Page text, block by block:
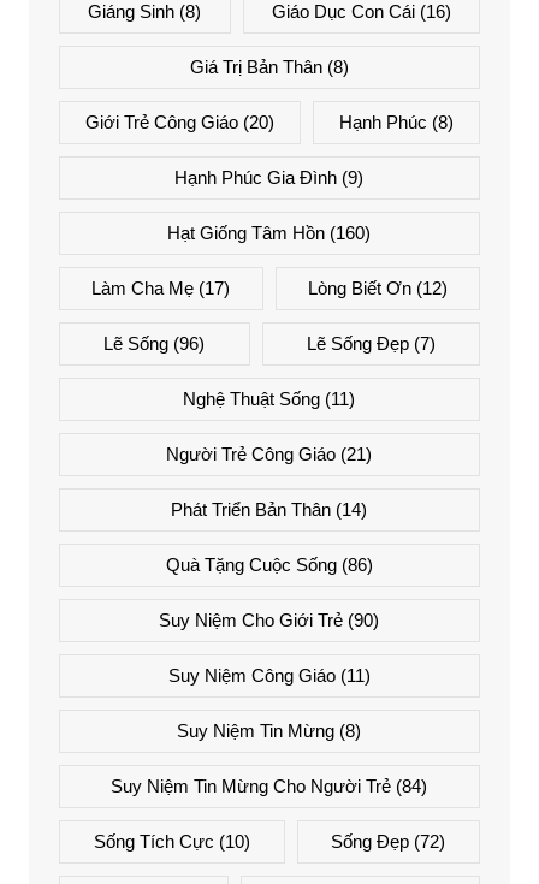
Giáng Sinh (8) Giáo Dục Con Cái(16)
Giá Trị Bản Thân(8)
Giới Trẻ Công Giáo(20) Hạnh Phúc (8)
Hạnh Phúc Gia Đình (9)
Hạt Giống Tâm Hồn (160)
Làm Cha Mẹ (17) Lòng Biết Ơn(12)
Lẽ Sống (96) Lẽ Sống Đẹp(7)
Nghệ Thuật Sống (11)
Người Trẻ Công Giáo (21)
Phát Triển Bản Thân (14)
Quà Tặng Cuộc Sống(86)
Suy Niệm Cho Giới Trẻ (90)
Suy Niệm Công Giáo(11)
Suy Niệm Tin Mừng (8)
Suy Niệm Tin Mừng Cho Người Trẻ (84)
Sống Tích Cực (10) Sống Đẹp (72)